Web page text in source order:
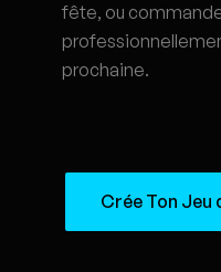
fête, ou
prochaine.
Crée Ton Jeu